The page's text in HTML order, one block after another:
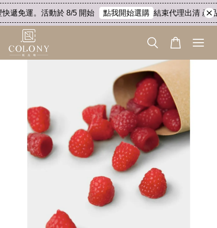
遞免運。活動於 8/5 開始 點我開始選購 結束代理出清 產